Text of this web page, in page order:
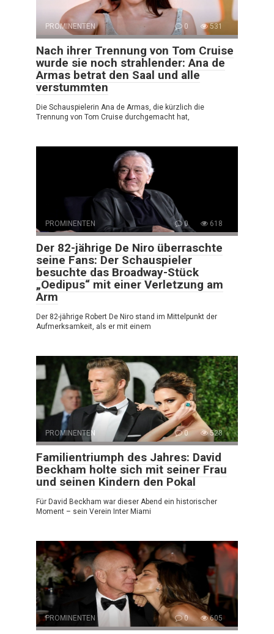
PROMINENTEN 0 531
Nach ihrer Trennung von Tom Cruise
wurde sie noch strahlender: Ana de
Armas betrat den Saal und alle
verstummten
Die Schauspielerin Ana de Armas, die kürzlich die
Trennung von Tom Cruise durchgemacht hat,
PROMINENTEN 0 618
Der 82-jährige De Niro überraschte
seine Fans: Der Schauspieler
besuchte das Broadway-Stück
„Oedipus“ mit einer Verletzung am
Arm
Der 82-jährige Robert De Niro stand im Mittelpunkt der
Aufmerksamkeit, als er mit einem
PROMINENTEN 0 528
Familientriumph des Jahres: David
Beckham holte sich mit seiner Frau
und seinen Kindern den Pokal
Für David Beckham war dieser Abend ein historischer
Moment – sein Verein Inter Miami
PROMINENTEN 0 605